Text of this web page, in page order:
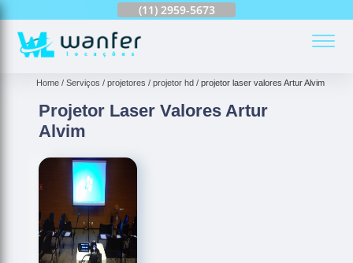
(11) 2959-5673
Home Serviços projetores projetor hd projetor laser valores Artur Alvim
Projetor Laser Valores Artur
Alvim